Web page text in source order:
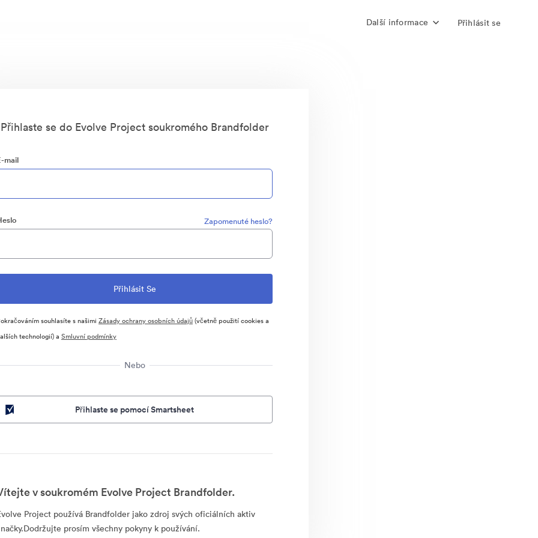
Další informace Přihlásit se
Přihlaste se do Evolve Project soukromého Brandfolder
mail
Zapomenuté heslo?
souhlasíte s našimi Zásady ochrany osobních údajů(včetně použití cookies a
technologií) a Smluvní podmínky
Nebo
Přihlaste se pomocí Smartsheet
v soukromém Evolve Project Brandfolder.
Project používá Brandfolder jako zdroj svých oficiálních aktiv
prosím všechny pokyny k používání.